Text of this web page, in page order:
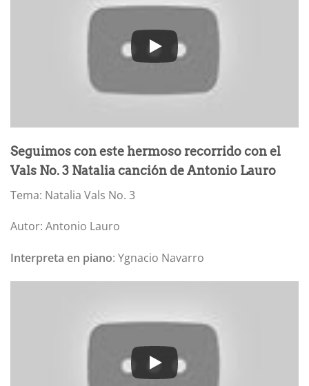
Seguimos con este hermoso recorrido con el
Vals No. 3 Natalia canción de Antonio Lauro
Tema: Natalia Vals No. 3
Autor: Antonio Lauro
Interpreta en piano: Ygnacio Navarro